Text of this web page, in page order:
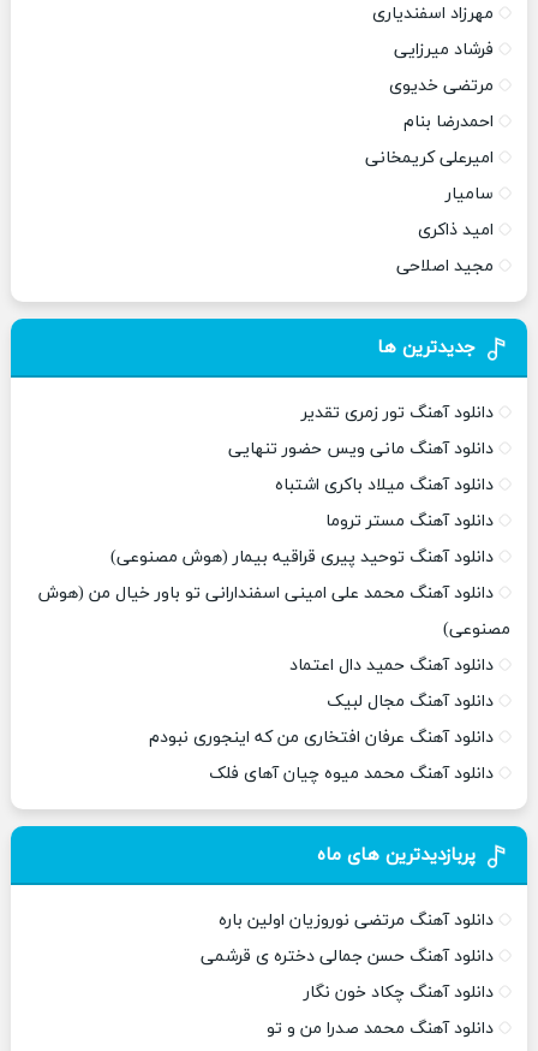
مهرزاد اسفندیاری
فرشاد میرزایی
مرتضی خدیوی
احمدرضا بنام
امیرعلی کریمخانی
سامیار
امید ذاکری
مجید اصلاحی
جدیدترین ها
دانلود آهنگ تور زمری تقدیر
دانلود آهنگ مانی ویس حضور تنهایی
دانلود آهنگ میلاد باکری اشتباه
دانلود آهنگ مستر تروما
دانلود آهنگ توحید پیری قراقیه بیمار (هوش مصنوعی)
دانلود آهنگ محمد علی امینی اسفندارانی تو باور خیال من (هوش
مصنوعی)
دانلود آهنگ حمید دال اعتماد
دانلود آهنگ مجال لبیک
دانلود آهنگ عرفان افتخاری من که اینجوری نبودم
دانلود آهنگ محمد میوه چیان آهای فلک
پربازدیدترین های ماه
دانلود آهنگ مرتضی نوروزیان اولین باره
دانلود آهنگ حسن جمالی دختره ی قرشمی
دانلود آهنگ چکاد خون نگار
دانلود آهنگ محمد صدرا من و تو